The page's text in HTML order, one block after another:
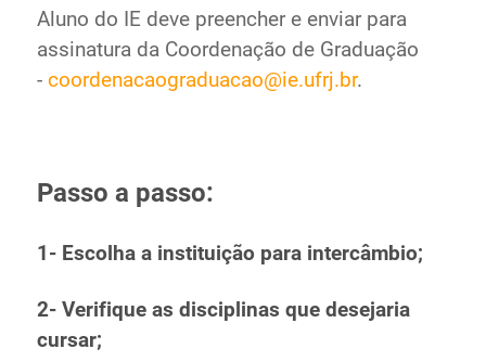
Aluno do IE deve preencher e enviar para
assinatura da Coordenação de Graduação
- coordenacaograduacao@ie.ufrj.br.
Passo a passo:
1- Escolha a instituição para intercâmbio;
2- Verifique as disciplinas que desejaria
cursar;